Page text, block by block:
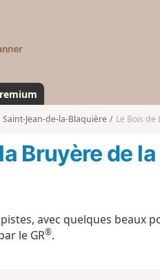
s
a
n
d
Saint-Jean-de-la-Blaquière Le Bois
Bruyère de
avec quelques beaux
le GR®.